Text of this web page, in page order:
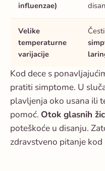
influenzae)
Velike
temperaturne
varijacije
Česti
Kod dece s
pratiti simptome. U
plavljenja oko usana ili
pomoć. Otok glasnih
poteškoće u disanju.
zdravstveno pitanje